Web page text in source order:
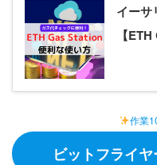
イーサ
【
作業
ビットフライ